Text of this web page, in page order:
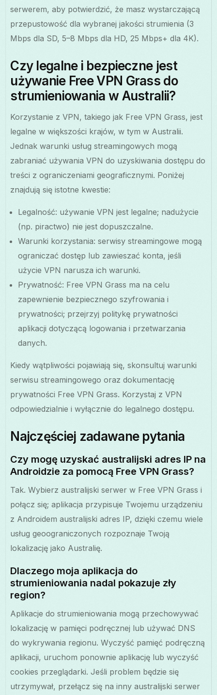
serwerem, aby potwierdzić, że masz wystarczającą
przepustowość dla wybranej jakości strumienia (3
Mbps dla SD, 5–8 Mbps dla HD, 25 Mbps+ dla 4K).
Czy legalne i bezpieczne jest
używanie Free VPN Grass do
strumieniowania w Australii?
Korzystanie z VPN, takiego jak Free VPN Grass, jest
legalne w większości krajów, w tym w Australii.
Jednak warunki usług streamingowych mogą
zabraniać używania VPN do uzyskiwania dostępu do
treści z ograniczeniami geograficznymi. Poniżej
znajdują się istotne kwestie:
Legalność: używanie VPN jest legalne; nadużycie
(np. piractwo) nie jest dopuszczalne.
Warunki korzystania: serwisy streamingowe mogą
ograniczać dostęp lub zawieszać konta, jeśli
użycie VPN narusza ich warunki.
Prywatność: Free VPN Grass ma na celu
zapewnienie bezpiecznego szyfrowania i
prywatności; przejrzyj politykę prywatności
aplikacji dotyczącą logowania i przetwarzania
danych.
Kiedy wątpliwości pojawiają się, skonsultuj warunki
serwisu streamingowego oraz dokumentację
prywatności Free VPN Grass. Korzystaj z VPN
odpowiedzialnie i wyłącznie do legalnego dostępu.
Najczęściej zadawane pytania
Czy mogę uzyskać australijski adres IP na
Androidzie za pomocą Free VPN Grass?
Tak. Wybierz australijski serwer w Free VPN Grass i
połącz się; aplikacja przypisuje Twojemu urządzeniu
z Androidem australijski adres IP, dzięki czemu wiele
usług geoograniczonych rozpoznaje Twoją
lokalizację jako Australię.
Dlaczego moja aplikacja do
strumieniowania nadal pokazuje zły
region?
Aplikacje do strumieniowania mogą przechowywać
lokalizację w pamięci podręcznej lub używać DNS
do wykrywania regionu. Wyczyść pamięć podręczną
aplikacji, uruchom ponownie aplikację lub wyczyść
cookies przeglądarki. Jeśli problem będzie się
utrzymywał, przełącz się na inny australijski serwer